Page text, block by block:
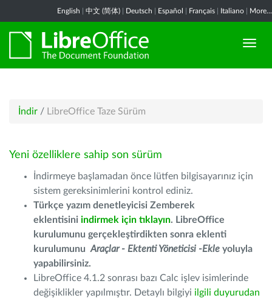
English 中文 (简体) Deutsch Español Français Italiano More...
İndir / LibreOffice Taze Sürüm
Yeni özelliklere sahip son sürüm
İndirmeye başlamadan önce lütfen bilgisayarınız için
sistem gereksinimlerini kontrol ediniz.
Türkçe yazım denetleyicisi Zemberek
eklentisini indirmek için tıklayın. LibreOffice
kurulumunu gerçekleştirdikten sonra eklenti
kurulumunu Araçlar - Ektenti Yöneticisi -Ekle yoluyla
yapabilirsiniz.
LibreOffice 4.1.2 sonrası bazı Calc işlev isimlerinde
değişiklikler yapılmıştır. Detaylı bilgiyi ilgili duyurudan